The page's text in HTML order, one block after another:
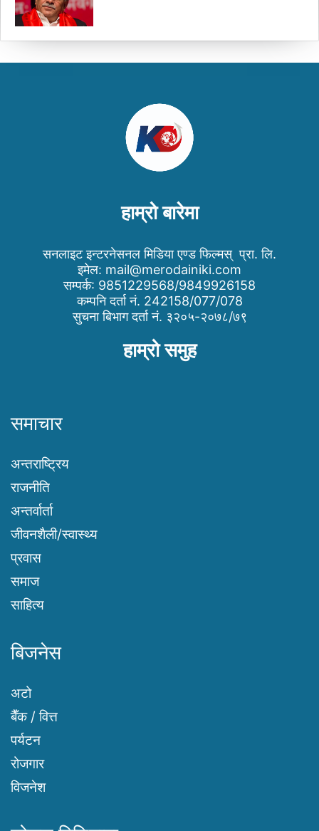
हाम्रो बारेमा
सनलाइट इन्टरनेसनल मिडिया एण्ड फिल्मस् प्रा. लि.
इमेल: mail@merodainiki.com
सम्पर्क: 9851229568/9849926158
कम्पनि दर्ता नं. 242158/077/078
सुचना बिभाग दर्ता नं. ३२०५-२०७८/७९
हाम्रो समुह
समाचार
अन्तराष्ट्रिय
राजनीति
अन्तर्वार्ता
जीवनशैली/स्वास्थ्य
प्रवास
समाज
साहित्य
बिजनेस
अटो
बैँक / वित्त
पर्यटन
रोजगार
विजनेश